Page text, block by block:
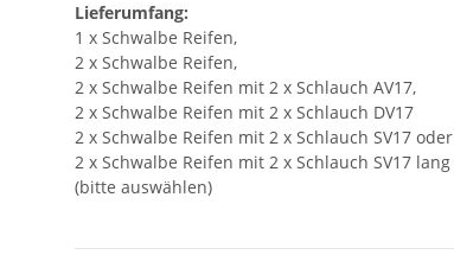
Lieferumfang:
1 x Schwalbe Reifen,
2 x Schwalbe Reifen,
2 x Schwalbe Reifen mit 2 x Schlauch AV17,
2 x Schwalbe Reifen mit 2 x Schlauch DV17
2 x Schwalbe Reifen mit 2 x Schlauch SV17 oder
2 x Schwalbe Reifen mit 2 x Schlauch SV17 lang
(bitte auswählen)